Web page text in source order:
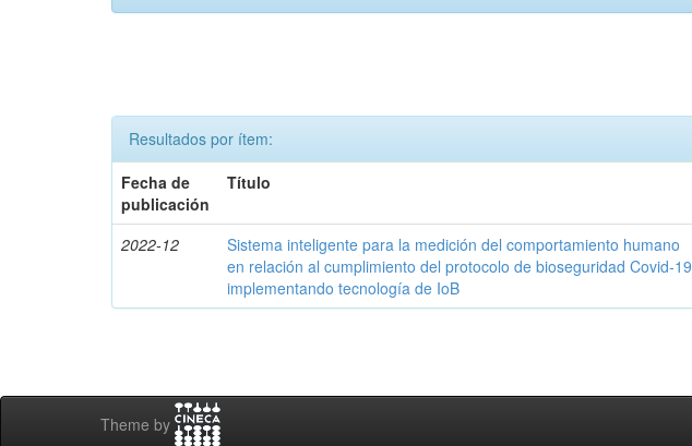
Resultados por ítem:
Fecha de
publicación
Título
2022-12
Sistema inteligente para la medición del comportamiento humano
en relación al cumplimiento del protocolo de bioseguridad Covid-19
implementando tecnología de IoB
Theme by